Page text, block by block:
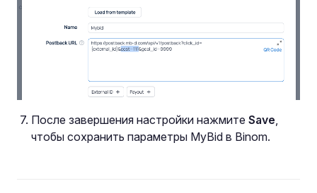
После завершения настройки нажмите Save,
чтобы сохранить параметры MyBid в Binom.